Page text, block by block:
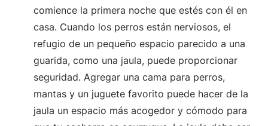
comience la primera noche que estés con él en
casa. Cuando los perros están nerviosos, el
refugio de un pequeño espacio parecido a una
guarida, como una jaula, puede proporcionar
seguridad. Agregar una cama para perros,
mantas y un juguete favorito puede hacer de la
jaula un espacio más acogedor y cómodo para